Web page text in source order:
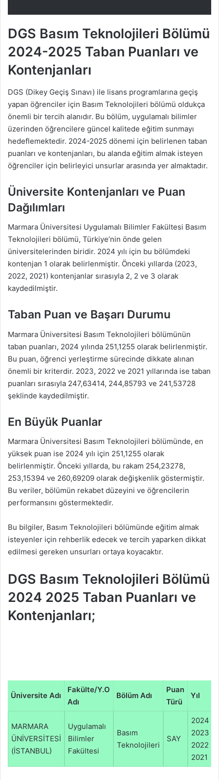
DGS Basım Teknolojileri Bölümü
2024-2025 Taban Puanları ve
Kontenjanları
DGS (Dikey Geçiş Sınavı) ile lisans programlarına geçiş
yapan öğrenciler için Basım Teknolojileri bölümü oldukça
önemli bir tercih alanıdır. Bu bölüm, uygulamalı bilimler
üzerinden öğrencilere güncel kalitede eğitim sunmayı
hedeflemektedir. 2024-2025 dönemi için belirlenen taban
puanları ve kontenjanları, bu alanda eğitim almak isteyen
öğrenciler için belirleyici unsurlar arasında yer almaktadır.
Üniversite Kontenjanları ve Puan
Dağılımları
Marmara Üniversitesi Uygulamalı Bilimler Fakültesi Basım
Teknolojileri bölümü, Türkiye’nin önde gelen
üniversitelerinden biridir. 2024 yılı için bu bölümdeki
kontenjan 1 olarak belirlenmiştir. Önceki yıllarda (2023,
2022, 2021) kontenjanlar sırasıyla 2, 2 ve 3 olarak
kaydedilmiştir.
Taban Puan ve Başarı Durumu
Marmara Üniversitesi Basım Teknolojileri bölümünün
taban puanları, 2024 yılında 251,1255 olarak belirlenmiştir.
Bu puan, öğrenci yerleştirme sürecinde dikkate alınan
önemli bir kriterdir. 2023, 2022 ve 2021 yıllarında ise taban
puanları sırasıyla 247,63414, 244,85793 ve 241,53728
şeklinde kaydedilmiştir.
En Büyük Puanlar
Marmara Üniversitesi Basım Teknolojileri bölümünde, en
yüksek puan ise 2024 yılı için 251,1255 olarak
belirlenmiştir. Önceki yıllarda, bu rakam 254,23278,
253,15394 ve 260,69209 olarak değişkenlik göstermiştir.
Bu veriler, bölümün rekabet düzeyini ve öğrencilerin
performansını göstermektedir.
Bu bilgiler, Basım Teknolojileri bölümünde eğitim almak
isteyenler için rehberlik edecek ve tercih yaparken dikkat
edilmesi gereken unsurları ortaya koyacaktır.
DGS Basım Teknolojileri Bölümü
2024 2025 Taban Puanları ve
Kontenjanları;
Üniversite Adı
Fakülte/Y.O
Adı
Bölüm Adı
Puan
Türü
Yıl
MARMARA
ÜNİVERSİTESİ
(İSTANBUL)
Uygulamalı
Bilimler
Fakültesi
Basım
Teknolojileri
SAY
2024
2023
2022
2021